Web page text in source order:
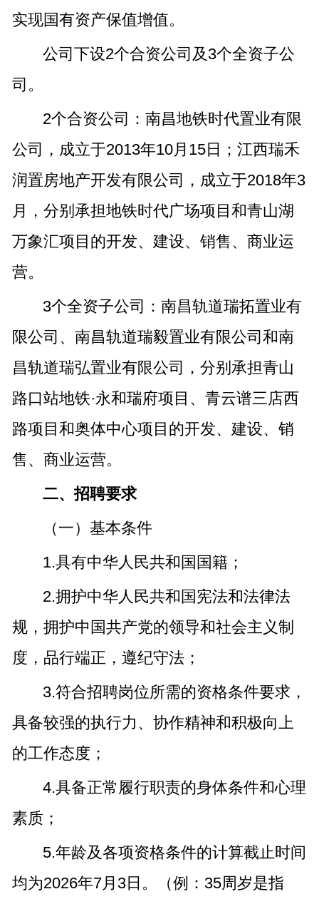
实现国有资产保值增值。
公司下设2个合资公司及3个全资子公
司。
2个合资公司：南昌地铁时代置业有限
公司，成立于2013年10月15日；江西瑞禾
润置房地产开发有限公司，成立于2018年3
月，分别承担地铁时代广场项目和青山湖
万象汇项目的开发、建设、销售、商业运
营。
3个全资子公司：南昌轨道瑞拓置业有
限公司、南昌轨道瑞毅置业有限公司和南
昌轨道瑞弘置业有限公司，分别承担青山
路口站地铁·永和瑞府项目、青云谱三店西
路项目和奥体中心项目的开发、建设、销
售、商业运营。
二、招聘要求
（一）基本条件
1.具有中华人民共和国国籍；
2.拥护中华人民共和国宪法和法律法
规，拥护中国共产党的领导和社会主义制
度，品行端正，遵纪守法；
3.符合招聘岗位所需的资格条件要求，
具备较强的执行力、协作精神和积极向上
的工作态度；
4.具备正常履行职责的身体条件和心理
素质；
5.年龄及各项资格条件的计算截止时间
均为2026年7月3日。（例：35周岁是指